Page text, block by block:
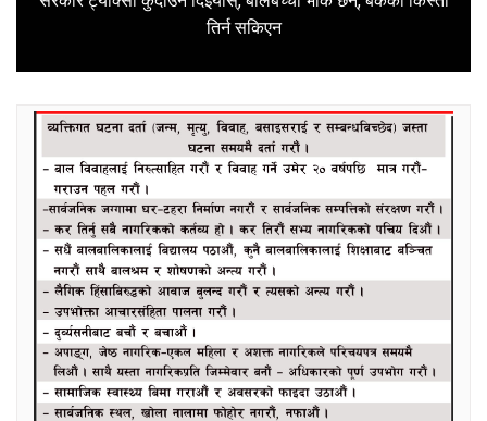
Next
post:
तिर्न सकिएन